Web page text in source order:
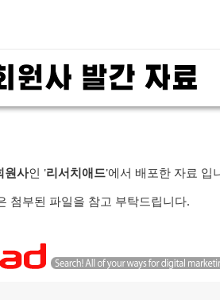
원사인 '리서치애드'에서 배포한 자료 입
첨부된 파일을 참고 부탁드립니다.